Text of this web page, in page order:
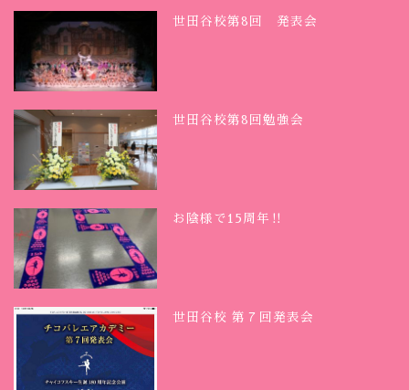
世田谷校第8回 発表会
世田谷校第8回勉強会
お陰様で15周年‼︎
世田谷校 第７回発表会